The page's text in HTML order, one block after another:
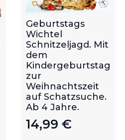
Geburtstags
Wichtel
Schnitzeljagd. Mit
dem
Kindergeburtstag
zur
Weihnachtszeit
auf Schatzsuche.
Ab 4 Jahre.
14,99 €